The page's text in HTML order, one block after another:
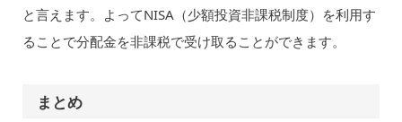
と言えます。よってNISA（少額投資非課税制度）を利用す
ることで分配金を非課税で受け取ることができます。
まとめ